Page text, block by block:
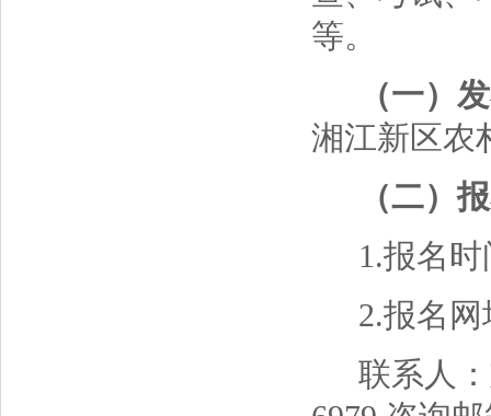
等。
（一）
湘江新区农
（二）
1.报名时
2.报名网
联系人